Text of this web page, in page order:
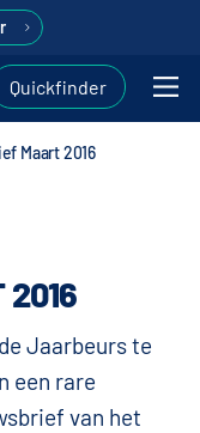
Quickfinder
Maart 2016
2016
Jaarbeurs te
een rare
van het